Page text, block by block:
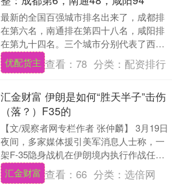
最新的全国百强城市排名出来了，成都排
在第六名，南通排在第四十八名，咸阳排
在第九十四名。三个城市分别代表了西
部、东部和北部不同的发展道路，它们排
名的变化，就是中国....
优配货主 查看：78 分类： 配资排行
汇金财富 伊朗是如何“胜天半子”击伤
（落？）F35的
【文/观察者网专栏作者 张仲麟】 3月19日
夜间，多家媒体援引美军消息人士称，一
架F-35隐身战机在伊朗境内执行作战任务
时被击中。而随后美军中央司令部发言人
也证....
汇金财富 查看：66 分类：选倍网